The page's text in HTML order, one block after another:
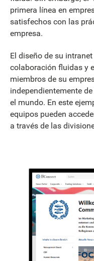
primera línea en
satisfechos con las
empresa.
El diseño de su
colaboración fluidas y
miembros de su
independientemente
el mundo. En este
equipos pueden
a través de las